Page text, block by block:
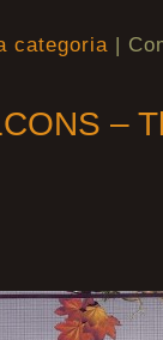
categoria |
–